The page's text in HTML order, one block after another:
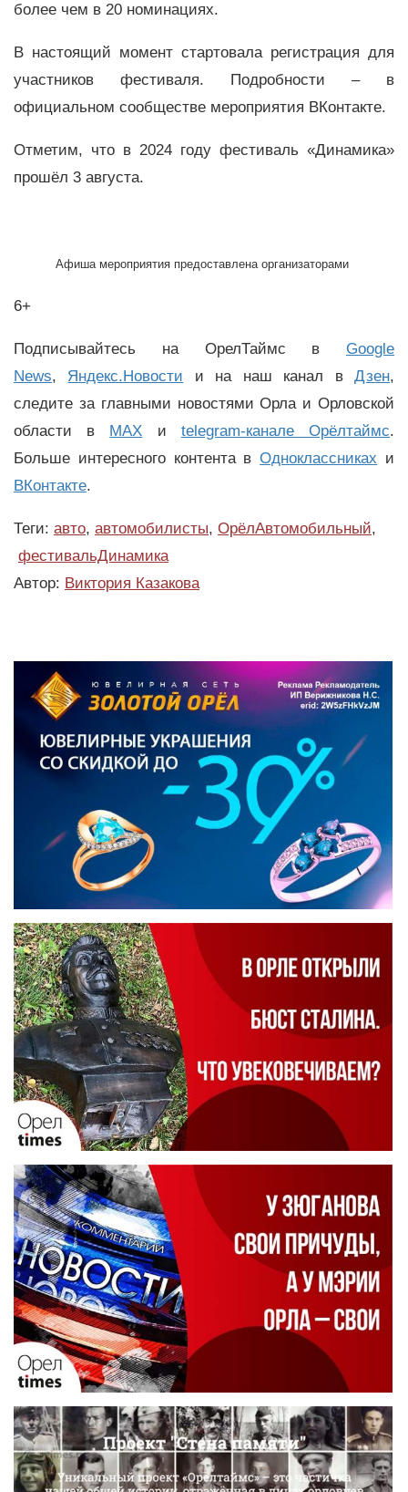
более чем в 20 номинациях.
В настоящий момент стартовала регистрация для
участников фестиваля. Подробности – в
официальном сообществе мероприятия ВКонтакте.
Отметим, что в 2024 году фестиваль «Динамика»
прошёл 3 августа.
Афиша мероприятия предоставлена организаторами
6+
Подписывайтесь на ОрелТаймс в Google
News, Яндекс.Новости и на наш канал вДзен,
следите за главными новостями Орла и Орловской
области в MAX и telegram-канале Орёлтаймс.
Больше интересного контента вОдноклассниках и
ВКонтакте.
Теги: авто, автомобилисты, ОрёлАвтомобильный,
фестивальДинамика
Автор: Виктория Казакова